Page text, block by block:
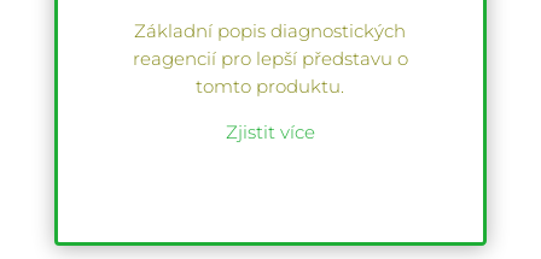
Základní popis diagnostických
reagencií pro lepší představu o
tomto produktu.
Zjistit více